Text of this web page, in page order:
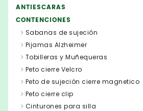
ANTIESCARAS
CONTENCIONES
Sabanas de sujeción
Pijamas Alzheimer
Tobilleras y Muñequeras
Peto cierre Velcro
Peto de sujeción cierre magnetico
Peto cierre clip
Cinturones para silla